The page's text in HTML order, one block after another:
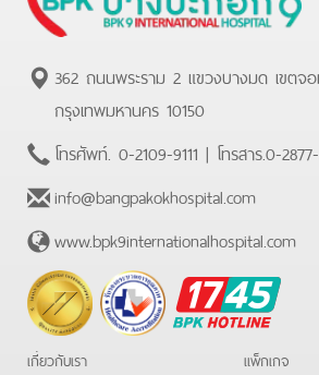
362 ถนนพระราม 2 แขวงบางมด เขตจ
กรุงเทพมหานคร 10150
โทรศัพท์. 0-2109-9111 | โทรสาร.0-
info@bangpakokhospital.com
www.bpk9internationalhospital.com
BPK
Hotline
เกี่ยวกับเรา
แพ็กเกจ